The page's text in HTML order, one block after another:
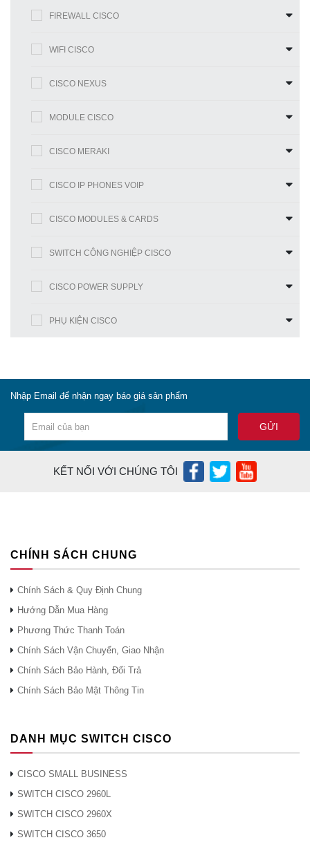
FIREWALL CISCO
WIFI CISCO
CISCO NEXUS
MODULE CISCO
CISCO MERAKI
CISCO IP PHONES VOIP
CISCO MODULES & CARDS
SWITCH CÔNG NGHIỆP CISCO
CISCO POWER SUPPLY
PHỤ KIỆN CISCO
Nhập Email để nhận ngay báo giá sản phẩm
KẾT NỐI VỚI CHÚNG TÔI
CHÍNH SÁCH CHUNG
Chính Sách & Quy Định Chung
Hướng Dẫn Mua Hàng
Phương Thức Thanh Toán
Chính Sách Vận Chuyển, Giao Nhận
Chính Sách Bảo Hành, Đổi Trả
Chính Sách Bảo Mật Thông Tin
DANH MỤC SWITCH CISCO
CISCO SMALL BUSINESS
SWITCH CISCO 2960L
SWITCH CISCO 2960X
SWITCH CISCO 3650